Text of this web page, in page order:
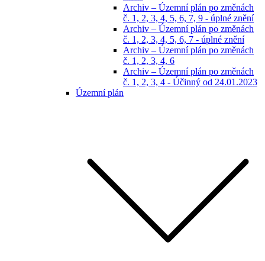
Archiv – Územní plán po změnách
č. 1, 2, 3, 4, 5, 6, 7, 9 - úplné znění
Archiv – Územní plán po změnách
č. 1, 2, 3, 4, 5, 6, 7 - úplné znění
Archiv – Územní plán po změnách
č. 1, 2, 3, 4, 6
Archiv – Územní plán po změnách
č. 1, 2, 3, 4 - Účinný od 24.01.2023
Územní plán